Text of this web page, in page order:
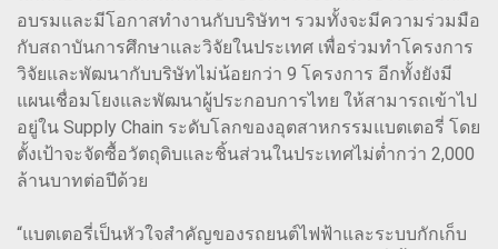
อบรมและมีโอกาสทำงานกับบริษัทฯ รวมทั้งจะมีความร่วมมือ
กับสถาบันการศึกษาและวิจัยในประเทศ เพื่อร่วมทำโครงการ
วิจัยและพัฒนากับบริษัทไม่น้อยกว่า 9 โครงการ อีกทั้งยังมี
แผนเชื่อมโยงและพัฒนาผู้ประกอบการไทย ให้สามารถเข้าไป
อยู่ใน Supply Chain ระดับโลกของอุตสาหกรรมแบตเตอรี่ โดย
ตั้งเป้าจะจัดซื้อวัตถุดิบและชิ้นส่วนในประเทศไม่ต่ำกว่า 2,000
ล้านบาทต่อปีด้วย
“แบตเตอรี่เป็นหัวใจสำคัญของรถยนต์ไฟฟ้าและระบบกักเก็บ